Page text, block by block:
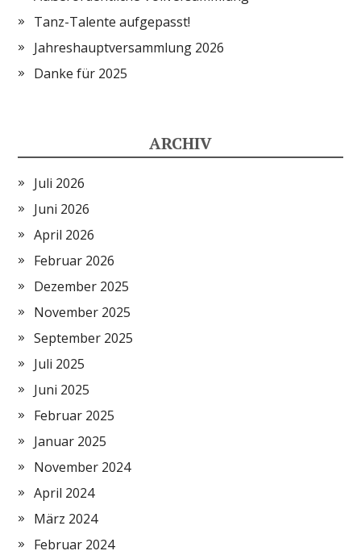
Tanz-Talente aufgepasst!
Jahreshauptversammlung 2026
Danke für 2025
ARCHIV
Juli 2026
Juni 2026
April 2026
Februar 2026
Dezember 2025
November 2025
September 2025
Juli 2025
Juni 2025
Februar 2025
Januar 2025
November 2024
April 2024
März 2024
Februar 2024